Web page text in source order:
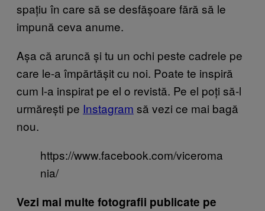
spațiu în care să se desfășoare fără să le
impună ceva anume.
Așa că aruncă și tu un ochi peste cadrele pe
care le-a împărtășit cu noi. Poate te inspiră
cum l-a inspirat pe el o revistă. Pe el poți să-l
urmărești pe Instagram să vezi ce mai bagă
nou.
https://www.facebook.com/viceroma
nia/
Vezi mai multe fotografii publicate pe